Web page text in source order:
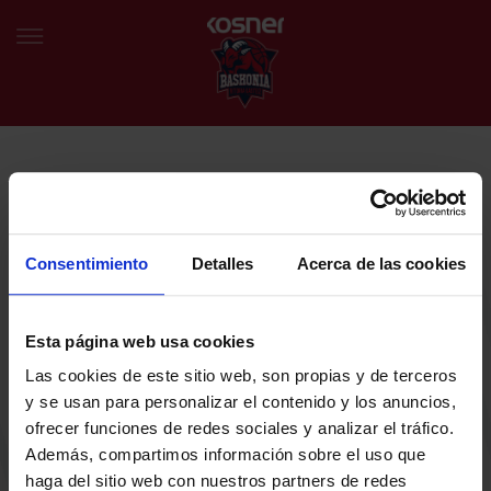
Consentimiento Detalles Acerca de las cookies
Esta página web usa cookies
Las cookies de este sitio web, son propias y de terceros
y se usan para personalizar el contenido y los anuncios,
ofrecer funciones de redes sociales y analizar el tráfico.
Además, compartimos información sobre el uso que
haga del sitio web con nuestros partners de redes
BERRIAK
SARRERAK
ABONATUAK
EGUTEGIA
Egin bat gure harmaila birtualarekin eta izan lehena klubaren
azken albiste eta promozioen berri izaten.
Baskoniaren Pribatutasun politika irakurri eta onartzen dut eta
Baskoniaren jarduerei, produktuei, zerbitzuei, lehiaketei, eskaintzei
eta/edo sustapenei buruzko komunikazio elektronikoak jaso nahi ditut.
DENDA OFIZIALA BASKONIA
SARRERAK